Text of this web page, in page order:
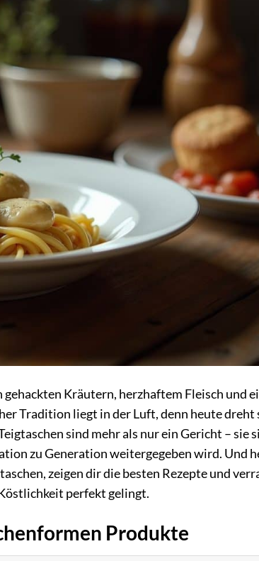
Kräutern, herzhaftem Fleisch und
Tradition liegt in der Luft, denn heute dreht
sind mehr als nur ein Gericht – sie
zu Generation weitergegeben wird. Und
zeigen dir die besten Rezepte und
perfekt gelingt.
Produkte